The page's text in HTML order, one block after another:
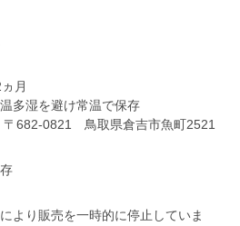
月
多湿を避け常温で保存
0821 鳥取県倉吉市魚町2521
より販売を一時的に停止していま